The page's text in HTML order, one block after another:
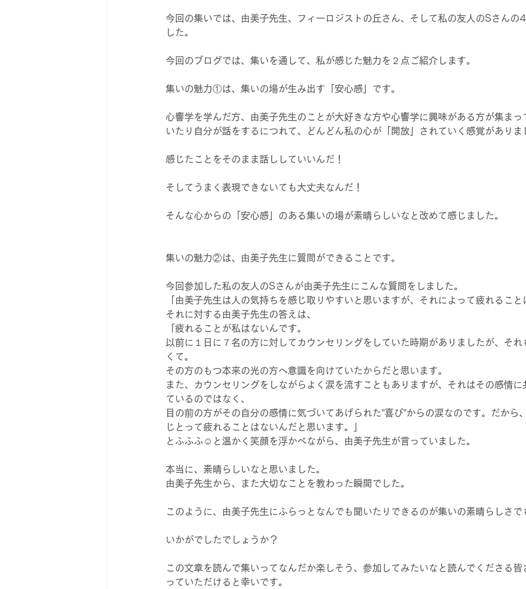
今回の集いでは、由美子先生、フィーロジストの丘さん、そして私の友人のSさんの
した。
今回のブログでは、集いを通して、私が感じた魅力を２点ご紹介します。
集いの魅力①は、集いの場が生み出す「安心感」です。
心響学を学んだ方、由美子先生のことが大好きな方や心響学に興味がある方が集まっ
いたり自分が話をするにつれて、どんどん私の心が「開放」されていく感覚がありま
感じたことをそのまま話ししていいんだ！
そしてうまく表現できないても大丈夫なんだ！
そんな心からの「安心感」のある集いの場が素晴らしいなと改めて感じました。
集いの魅力②は、由美子先生に質問ができることです。
今回参加した私の友人のSさんが由美子先生にこんな質問をしました。
「由美子先生は人の気持ちを感じ取りやすいと思いますが、それによって疲れること
それに対する由美子先生の答えは、
「疲れることが私はないんです。
以前に１日に７名の方に対してカウンセリングをしていた時期がありましたが、それ
くて。
その方のもつ本来の光の方へ意識を向けていたからだと思います。
また、カウンセリングをしながらよく涙を流すこともありますが、それはその感情に
ているのではなく、
目の前の方がその自分の感情に気づいてあげられた”喜び”からの涙なのです。だから
じとって疲れることはないんだと思います。」
とふふふ☺️と温かく笑顔を浮かべながら、由美子先生が言っていました。
本当に、素晴らしいなと思いました。
由美子先生から、また大切なことを教わった瞬間でした。
このように、由美子先生にふらっとなんでも聞いたりできるのが集いの素晴らしさで
いかがでしたでしょうか？
この文章を読んで集いってなんだか楽しそう、参加してみたいなと読んでくださる皆
っていただけると幸いです。